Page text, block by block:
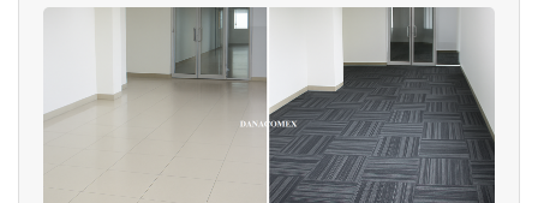
Teak ở đâu tại Đà Nẵng để đảm bảo chất lượng thật, giá tốt
và dịch vụ thi công chuyên nghiệp? Hãy cùng Danacomex